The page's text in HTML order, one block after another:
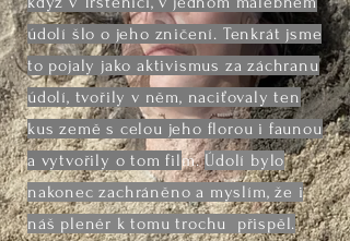
údolí šlo o jeho zničení. Tenkrát jsme
to pojaly jako aktivismus za záchranu
údolí, tvořily v něm, naciťovaly ten
kus země s celou jeho florou i faunou
a vytvořily o tom film.Údolí bylo
nakonec zachráněno a myslím, že i
náš plenér k tomu trochu přispěl.